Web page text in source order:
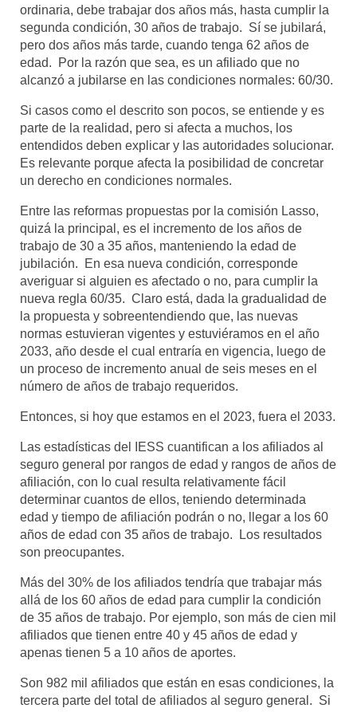
ordinaria, debe trabajar dos años más, hasta cumplir la
segunda condición, 30 años de trabajo. Sí se jubilará,
pero dos años más tarde, cuando tenga 62 años de
edad. Por la razón que sea, es un afiliado que no
alcanzó a jubilarse en las condiciones normales: 60/30.
Si casos como el descrito son pocos, se entiende y es
parte de la realidad, pero si afecta a muchos, los
entendidos deben explicar y las autoridades solucionar.
Es relevante porque afecta la posibilidad de concretar
un derecho en condiciones normales.
Entre las reformas propuestas por la comisión Lasso,
quizá la principal, es el incremento de los años de
trabajo de 30 a 35 años, manteniendo la edad de
jubilación. En esa nueva condición, corresponde
averiguar si alguien es afectado o no, para cumplir la
nueva regla 60/35. Claro está, dada la gradualidad de
la propuesta y sobreentendiendo que, las nuevas
normas estuvieran vigentes y estuviéramos en el año
2033, año desde el cual entraría en vigencia, luego de
un proceso de incremento anual de seis meses en el
número de años de trabajo requeridos.
Entonces, si hoy que estamos en el 2023, fuera el 2033.
Las estadísticas del IESS cuantifican a los afiliados al
seguro general por rangos de edad y rangos de años de
afiliación, con lo cual resulta relativamente fácil
determinar cuantos de ellos, teniendo determinada
edad y tiempo de afiliación podrán o no, llegar a los 60
años de edad con 35 años de trabajo. Los resultados
son preocupantes.
Más del 30% de los afiliados tendría que trabajar más
allá de los 60 años de edad para cumplir la condición
de 35 años de trabajo. Por ejemplo, son más de cien mil
afiliados que tienen entre 40 y 45 años de edad y
apenas tienen 5 a 10 años de aportes.
Son 982 mil afiliados que están en esas condiciones, la
tercera parte del total de afiliados al seguro general. Si